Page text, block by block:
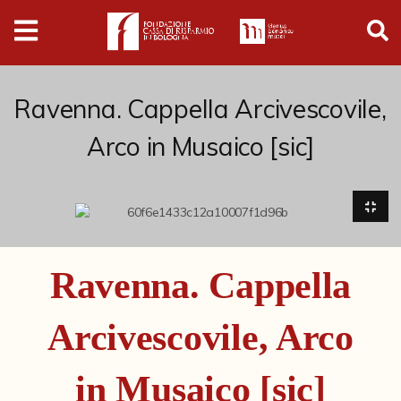
Digital
Humanities
Donazioni
Pubblicazioni
Collezioni
Cataloghi storici
Dipinti
Ravenna. Cappella Arcivescovile,
Arco in Musaico [sic]
Ravenna. Cappella
Arcivescovile, Arco
in Musaico [sic]